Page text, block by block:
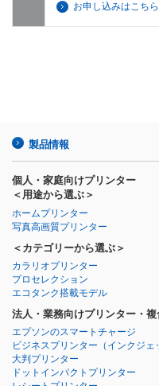
お申し込みはこちら
製品情報
個人・家庭向けプリンター
＜用途から選ぶ＞
ホームプリンター
写真高画質プリンター
＜カテゴリーから選ぶ＞
カラリオプリンター
プロセレクション
エコタンク搭載モデル
法人・業務向けプリンター・複
エプソンのスマートチャージ
ビジネスプリンター （インクジ
大判プリンター
ドットインパクトプリンター